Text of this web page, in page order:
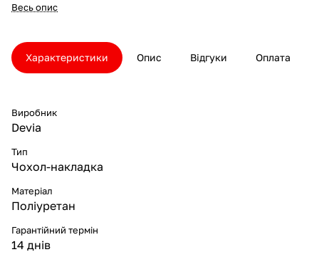
Весь опис
Характеристики Опис Відгуки Оплата
Виробник
Devia
Тип
Чохол-накладка
Матеріал
Поліуретан
Гарантійний термін
14 днів